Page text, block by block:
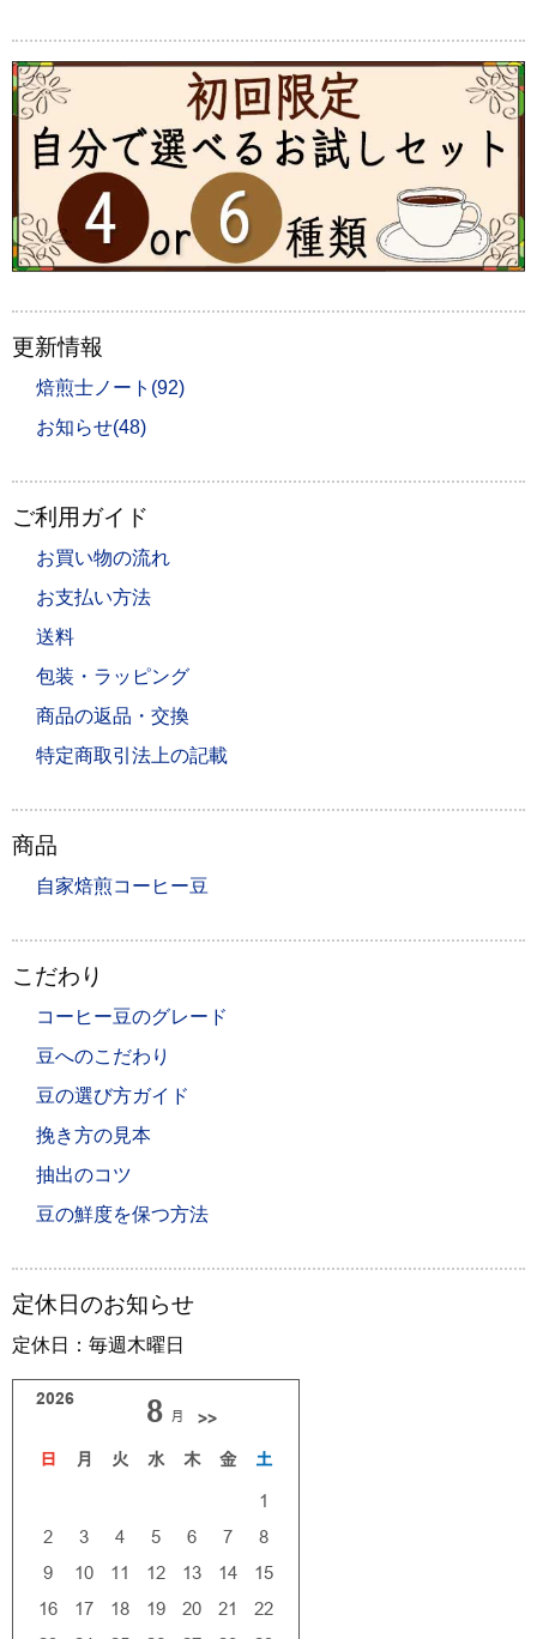
更新情報
焙煎士ノート(92)
お知らせ(48)
ご利用ガイド
お買い物の流れ
お支払い方法
送料
包装・ラッピング
商品の返品・交換
特定商取引法上の記載
商品
自家焙煎コーヒー豆
こだわり
コーヒー豆のグレード
豆へのこだわり
豆の選び方ガイド
挽き方の見本
抽出のコツ
豆の鮮度を保つ方法
定休日のお知らせ
定休日：毎週木曜日